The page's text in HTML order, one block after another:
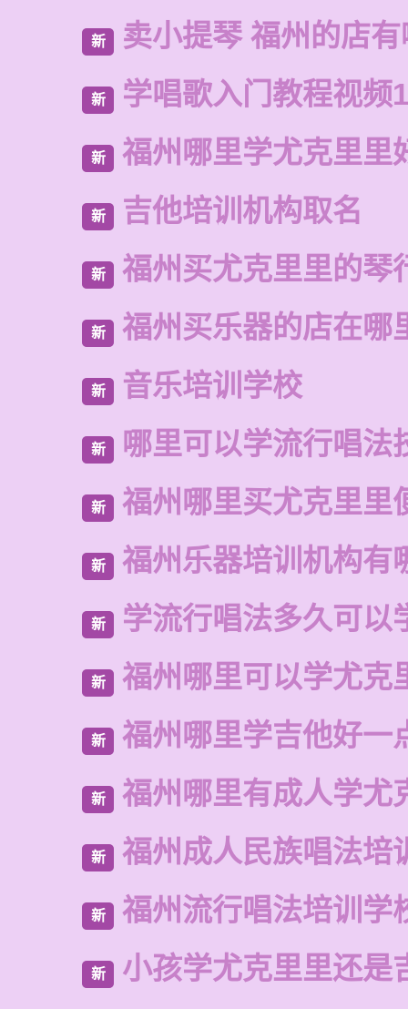
新 卖小提琴 福州的店
新 学唱歌入门教程视频
新 福州哪里学尤克里里
新 吉他培训机构取名
新 福州买尤克里里的琴
新 福州买乐器的店在哪
新 音乐培训学校
新 哪里可以学流行唱法
新 福州哪里买尤克里里
新 福州乐器培训机构有
新 学流行唱法多久可以
新 福州哪里可以学尤克
新 福州哪里学吉他好一
新 福州哪里有成人学尤
新 福州成人民族唱法培
新 福州流行唱法培训学
新 小孩学尤克里里还是